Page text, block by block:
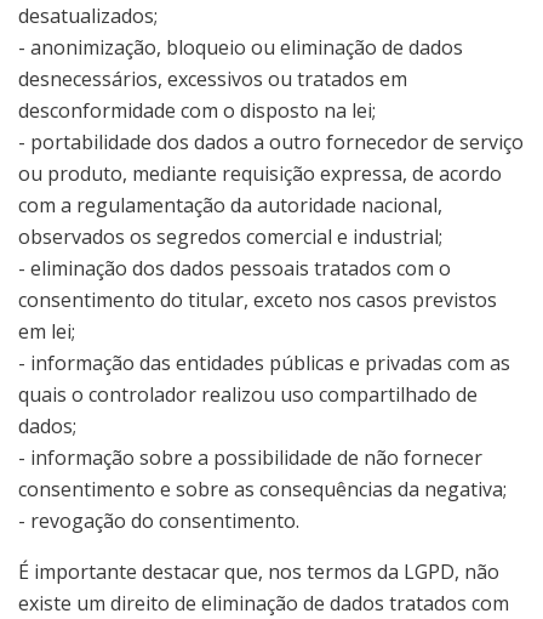
desatualizados;
- anonimização, bloqueio ou eliminação de dados
desnecessários, excessivos ou tratados em
desconformidade com o disposto na lei;
- portabilidade dos dados a outro fornecedor de serviço
ou produto, mediante requisição expressa, de acordo
com a regulamentação da autoridade nacional,
observados os segredos comercial e industrial;
- eliminação dos dados pessoais tratados com o
consentimento do titular, exceto nos casos previstos
em lei;
- informação das entidades públicas e privadas com as
quais o controlador realizou uso compartilhado de
dados;
- informação sobre a possibilidade de não fornecer
consentimento e sobre as consequências da negativa;
- revogação do consentimento.
É importante destacar que, nos termos da LGPD, não
existe um direito de eliminação de dados tratados com